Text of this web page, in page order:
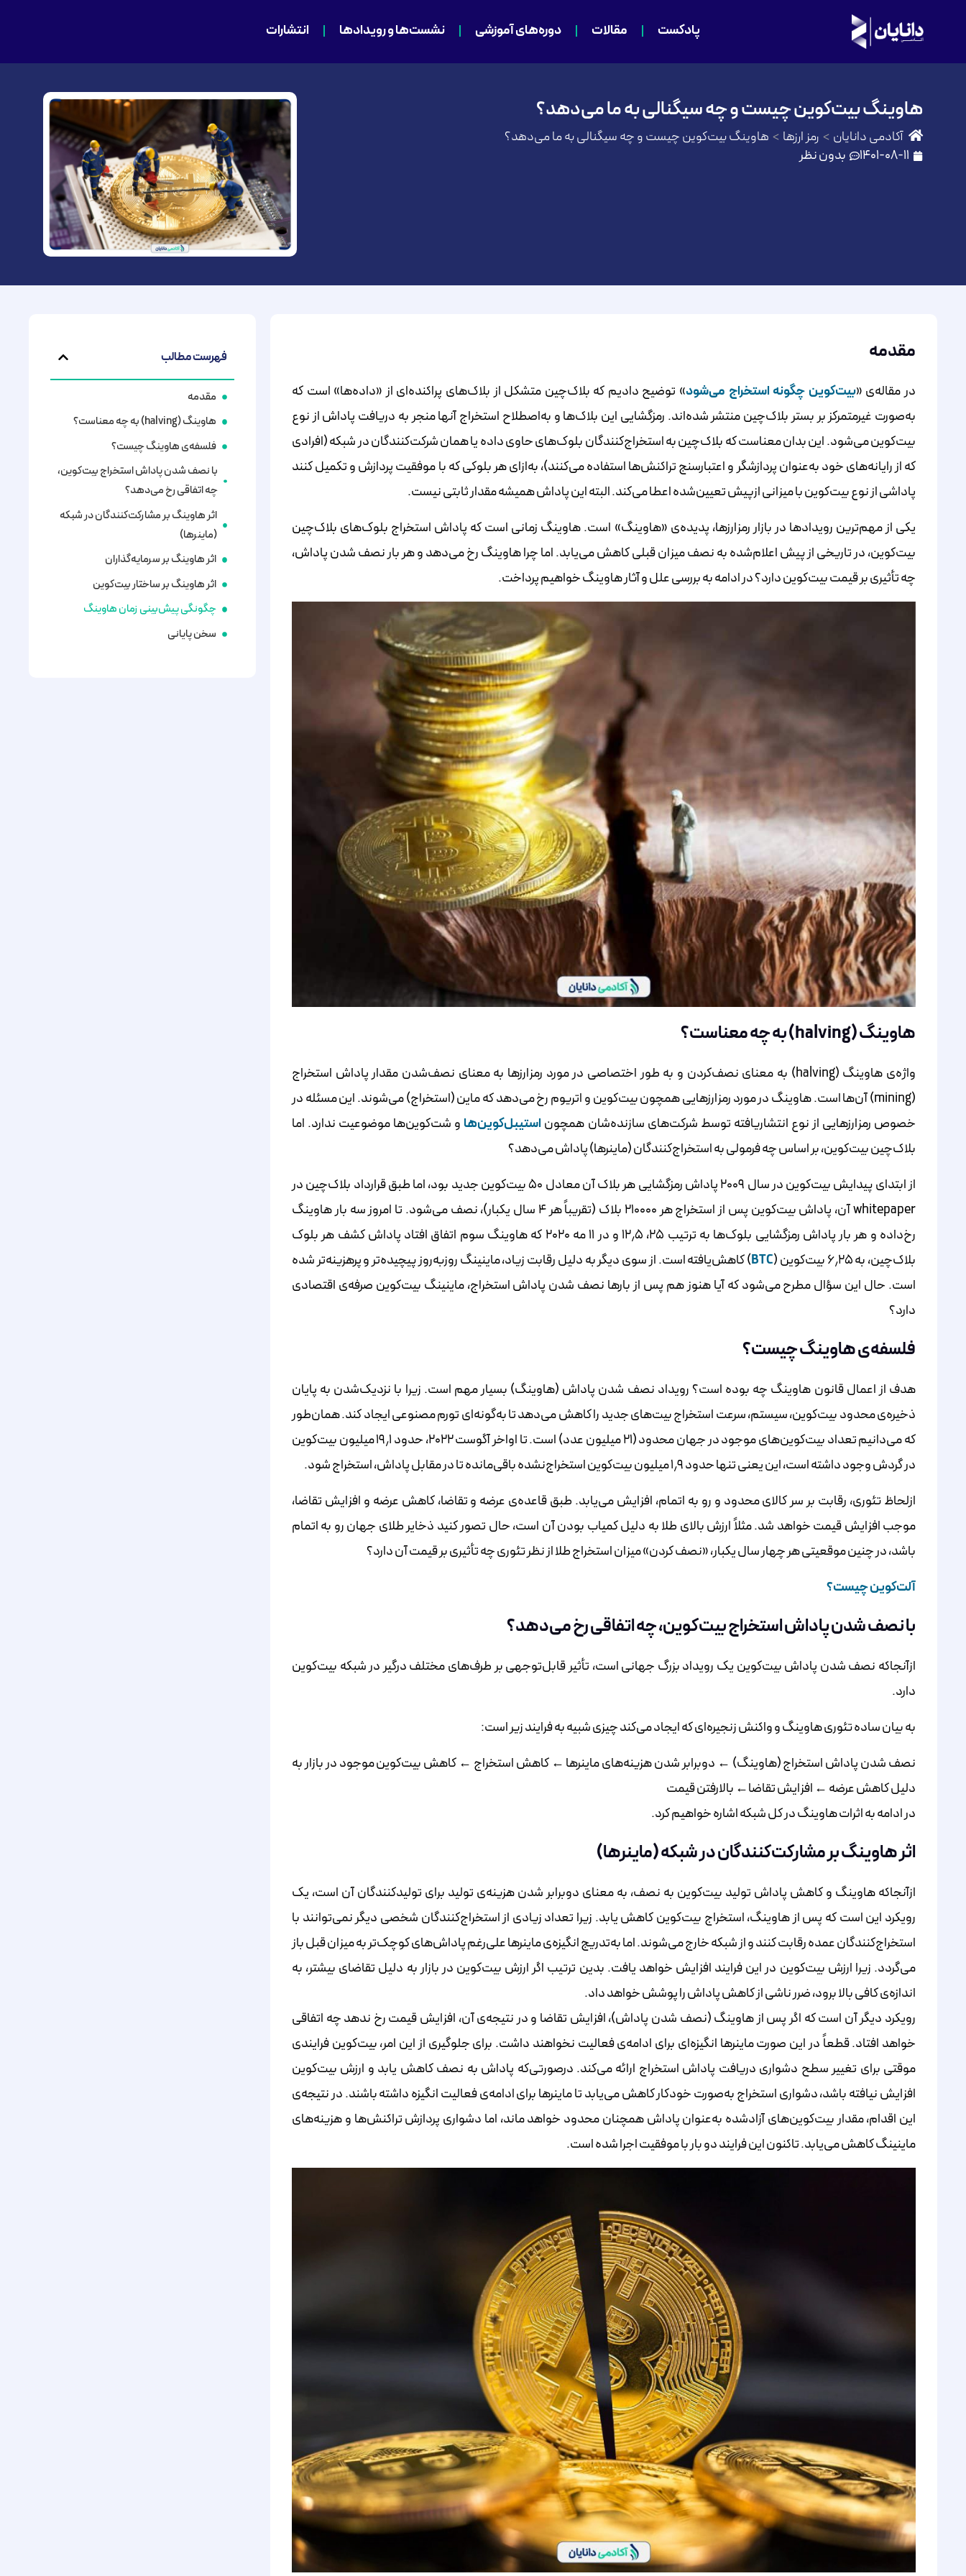
پادکست مقالات دوره‌های آموزشی نشست‌ها و رویدادها انتشارات
هاوینگ بیت‌کوین چیست و چه سیگنالی به ما می‌دهد؟
آکادمی دانایان رمز ارزها
هاوینگ بیت‌کوین چیست و چه سیگنالی به ما می‌دهد؟
1401-08-11
بدون نظر
مقدمه
در مقاله‌ی «بیت‌کوین چگونه استخراج می‌شود» توضیح دادیم که بلاک‌چین متشکل از بلاک‌های پراکنده‌ای از «داده‌ها» است که
به‌صورت غیرمتمرکز بر بستر بلاک‌چین منتشر شده‌اند. رمزگشایی این بلاک‌ها و به‌اصطلاح استخراج آنها منجر به دریافت پاداش از نوع
بیت‌کوین می‌شود. این بدان معناست که بلاک‌چین به استخراج‌کنندگان بلوک‌های حاوی داده یا همان شرکت‌کنندگان در شبکه (افرادی
که از رایانه‌های خود به‌عنوان پردازشگر و اعتبارسنج تراکنش‌ها استفاده می‌کنند)، به‌ازای هر بلوکی که با موفقیت پردازش و تکمیل کنند
پاداشی از نوع بیت‌کوین با میزانی ازپیش‌ تعیین‌شده اعطا می‌کند. البته این پاداش همیشه مقدار ثابتی نیست.
یکی از مهم‌ترین رویدادها در بازار رمزارزها، پدیده‌ی «هاوینگ» است. هاوینگ زمانی است که پاداش استخراج بلوک‌های بلاک‌چین
بیت‌کوین، در تاریخی از پیش اعلام‌شده به نصف میزان قبلی کاهش می‌یابد. اما چرا هاوینگ رخ می‌دهد و هر بار نصف شدن پاداش،
چه تأثیری بر قیمت بیت‌کوین دارد؟ در ادامه به بررسی علل و آثار هاوینگ خواهیم پرداخت.
هاوینگ (halving) به چه معناست؟
واژه‌ی هاوینگ (halving) به معنای نصف‌کردن و به طور اختصاصی در مورد رمزارزها به معنای نصف‌شدن مقدار پاداش استخراج
(mining) آن‌‌‌‌‌‌‌‌‌‌‌‌‌‌‌‌‌‌‌‌‌‌‌‌‌‌‌‌‌‌‌‌‌‌‌‌‌ها است. هاوینگ در مورد رمزارزهایی همچون بیت‌کوین و اتریوم رخ می‌دهد که ماین (استخراج) می‌شوند. این مسئله در
خصوص رمزارزهایی از نوع انتشاریافته توسط شرکت‌های سازنده‌شان همچون استیبل‌کوین‌ها و شت‌کوین‌ها موضوعیت ندارد. اما
بلاک‌چین بیت‌کوین، بر اساس چه فرمولی به استخراج‌کنندگان (ماینرها) پاداش می‌دهد؟
از ابتدای پیدایش بیت‌کوین در سال ۲۰۰۹ پاداش رمزگشایی هر بلاک آن معادل ۵۰ بیت‌کوین جدید بود، اما طبق قرارداد بلاک‌چین در
whitepaper آن، پاداش بیت‌کوین پس از استخراج هر ۲۱۰۰۰۰ بلاک (تقریباً هر ۴ سال یکبار)، نصف می‌شود. تا امروز سه بار هاوینگ
رخ‌داده و هر بار پاداش رمزگشایی بلوک‌ها به ترتیب ۲۵، ۱۲٫۵ و در ۱۱ مه ۲۰۲۰ که هاوینگ سوم اتفاق افتاد پاداش کشف هر بلوک
بلاک‌چین، به ۶٫۲۵ بیت‌کوین (
BTC) کاهش‌یافته است. از سوی دیگر به دلیل رقابت زیاد، ماینینگ روزبه‌روز پیچیده‌تر و پرهزینه‌تر شده
است. حال این سؤال مطرح می‌شود که آیا هنوز هم پس از بارها نصف شدن پاداش استخراج، ماینینگ بیت‌کوین صرفه‌ی اقتصادی
دارد؟
فلسفه‌ی هاوینگ چیست؟
هدف از اعمال قانون هاوینگ چه بوده است؟ رویداد نصف شدن پاداش (هاوینگ) بسیار مهم است. زیرا با نزدیک‌شدن به پایان
ذخیره‌ی محدود بیت‌کوین، سیستم، سرعت استخراج بیت‌های جدید را کاهش می‌دهد تا به‌گونه‌ای تورم مصنوعی ایجاد کند. همان‌طور
که می‌دانیم تعداد بیت‌کوین‌های موجود در جهان محدود (۲۱ میلیون عدد) است. تا اواخر آگوست ۲۰۲۲، حدود ۱۹٫۱ میلیون بیت‌کوین
در گردش وجود داشته است، این یعنی تنها حدود ۱٫۹ میلیون بیت‌کوین استخراج‌نشده باقی‌مانده تا در مقابل پاداش، استخراج شود.
ازلحاظ تئوری، رقابت بر سر کالای محدود و رو به اتمام، افزایش می‌یابد. طبق قاعده‌ی عرضه و تقاضا، کاهش عرضه و افزایش تقاضا،
موجب افزایش قیمت خواهد شد. مثلاً ارزش بالای طلا به دلیل کمیاب بودن آن است، حال تصور کنید ذخایر طلای جهان رو به اتمام
باشد، در چنین موقعیتی هر چهار سال یکبار، «نصف کردن» میزان استخراج طلا از نظر تئوری چه تأثیری بر قیمت آن دارد؟
آلت‌کوین چیست؟
با نصف شدن پاداش استخراج بیت‌کوین، چه اتفاقی رخ می‌دهد؟
ازآنجاکه نصف شدن پاداش بیت‌کوین یک رویداد بزرگ جهانی است، تأثیر قابل‌توجهی بر طرف‌های مختلف درگیر در شبکه بیت‌کوین
دارد.
به بیان ساده تئوری هاوینگ و واکنش زنجیره‌ای که ایجاد می‌کند چیزی شبیه به فرایند زیر است:
نصف شدن پاداش استخراج (هاوینگ) ← دوبرابر شدن هزینه‌های ماینرها ← کاهش استخراج ← کاهش بیت‌کوین موجود در بازار به
دلیل کاهش عرضه ← افزایش تقاضا← بالارفتن قیمت
در ادامه به اثرات هاوینگ در کل شبکه اشاره خواهیم کرد.
اثر هاوینگ بر مشارکت‌کنندگان در شبکه (ماینرها)
ازآنجاکه هاوینگ و کاهش پاداش تولید بیت‌کوین به نصف، به معنای دوبرابر شدن هزینه‌ی تولید برای تولیدکنندگان آن است، یک
رویکرد این است که پس از هاوینگ، استخراج بیت‌کوین کاهش یابد. زیرا تعداد زیادی از استخراج‌کنندگان شخصی دیگر نمی‌توانند با
استخراج‌کنندگان عمده رقابت کنند و از شبکه خارج می‌شوند. اما به‌تدریج انگیزه‌ی ماینرها علی‌رغم پاداش‌های کوچک‌تر به میزان قبل باز
می‌گردد. زیرا ارزش بیت‌کوین در این فرایند افزایش خواهد یافت. بدین ترتیب اگر ارزش بیت‌کوین در بازار به دلیل تقاضای بیشتر، به
اندازه‌ی کافی بالا برود، ضرر ناشی از کاهش پاداش را پوشش خواهد داد.
رویکرد دیگر آن است که اگر پس از هاوینگ (نصف شدن پاداش)، افزایش تقاضا و در نتیجه‌ی آن، افزایش قیمت رخ ندهد چه اتفاقی
خواهد افتاد. قطعاً در این صورت ماینرها انگیزه‌ای برای ادامه‌ی فعالیت نخواهند داشت. برای جلوگیری از این امر، بیت‌کوین فرایندی
موقتی برای تغییر سطح دشواری دریافت پاداش استخراج ارائه می‌کند. درصورتی‌که پاداش به نصف کاهش یابد و ارزش بیت‌کوین
افزایش نیافته باشد، دشواری استخراج به‌صورت خودکار کاهش می‌یابد تا ماینرها برای ادامه‌ی فعالیت انگیزه داشته باشند. در نتیجه‌ی
این اقدام، مقدار بیت‌کوین‌های آزاد‌شده به‌عنوان پاداش همچنان محدود خواهد ماند، اما دشواری پردازش تراکنش‌ها و هزینه‌های
ماینینگ کاهش می‌یابد. تاکنون این فرایند دو بار با موفقیت اجرا شده است.
فهرست مطالب
مقدمه
هاوینگ (halving) به چه معناست؟
فلسفه‌ی هاوینگ چیست؟
با نصف شدن پاداش استخراج بیت‌کوین،
چه اتفاقی رخ می‌دهد؟
اثر هاوینگ بر مشارکت‌کنندگان در شبکه
(ماینرها)
اثر هاوینگ بر سرمایه‌گذاران
اثر هاوینگ بر ساختار بیت‌کوین
چگونگی پیش‌بینی زمان هاوینگ
سخن پایانی